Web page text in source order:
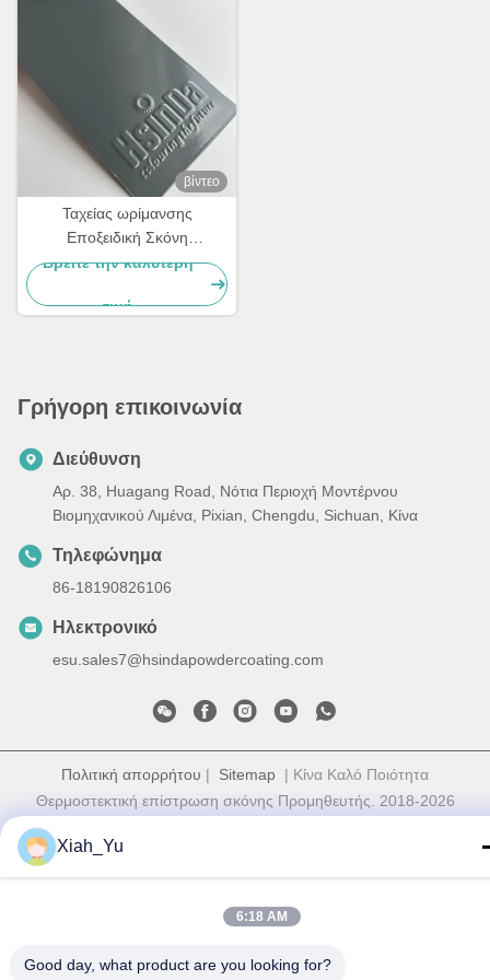
βίντεο
Ταχείας ωρίμανσης
Εποξειδική Σκόνη
Επίστρωσης Εξαιρετικά
Αλουμινένιο Πλέγμα
Βρείτε την καλύτερη
τιμή
Γρήγορη επικοινωνία
Διεύθυνση
Αρ. 38, Huagang Road, Νότια Περιοχή Μοντέρνου
Βιομηχανικού Λιμένα, Pixian, Chengdu, Sichuan, Κίνα
Τηλεφώνημα
86-18190826106
Ηλεκτρονικό
esu.sales7@hsindapowdercoating.com
Πολιτική απορρήτου | Sitemap | Κίνα Καλό Ποιότητα
Θερμοστεκτική επίστρωση σκόνης Προμηθευτής. 2018-2026
Chengdu Hsinda Polymer Materials Co., Ltd. Όλα. Όλα τα
Xiah_Yu
6:18 AM
Good day, what product are you looking for?